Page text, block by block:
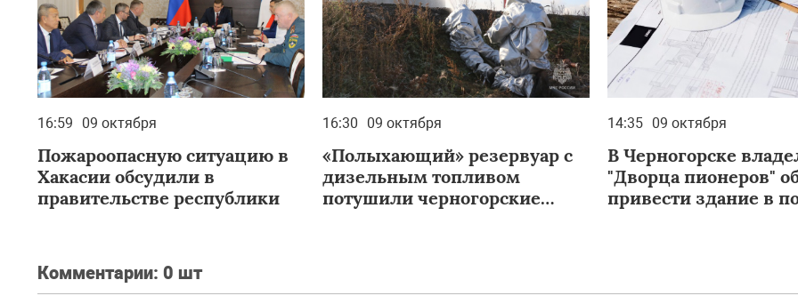
16:59 09 октября
Пожароопасную ситуацию в
Хакасии обсудили в
правительстве республики
16:30 09 октября
«Полыхающий» резервуар с
дизельным топливом
потушили черногорские
14:35 09 октября
В Черногорске
"Дворца пионеров"
привести здание в
Комментарии: 0 шт